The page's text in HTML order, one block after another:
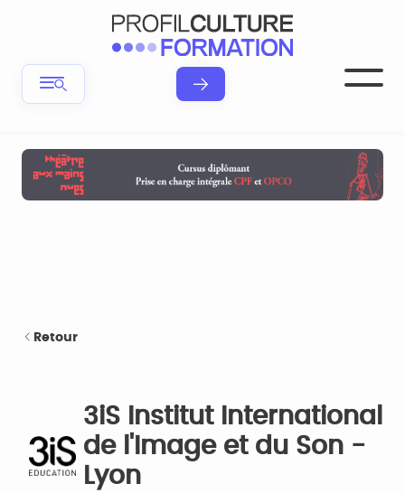
Retour
3iS Institut International
de l'Image et du Son -
Lyon